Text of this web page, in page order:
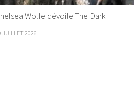
Wolfe dévoile The Dark
JUILLET 2026